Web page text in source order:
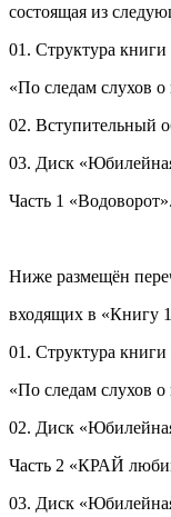
состоящая из
01. Структура книги
«По следам слухов
02. Вступительный
03. Диск
Часть 1 «Водоворот».
Ниже размещён
входящих в «Книгу
01. Структура книги
«По следам слухов
02. Диск
Часть 2 «КРАЙ
03. Диск